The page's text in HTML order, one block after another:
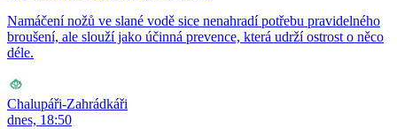
Namáčení nožů ve slané vodě sice nenahradí potřebu pravidelného
broušení, ale slouží jako účinná prevence, která udrží ostrost o něco
déle.
Chalupáři-Zahrádkáři
dnes, 18:50